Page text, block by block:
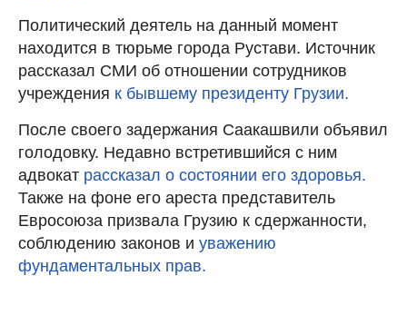
Политический деятель на данный момент
находится в тюрьме города Рустави. Источник
рассказал СМИ об отношении сотрудников
учреждения к бывшему президенту Грузии.
После своего задержания Саакашвили объявил
голодовку. Недавно встретившийся с ним
адвокат рассказал о состоянии его здоровья.
Также на фоне его ареста представитель
Евросоюза призвала Грузию к сдержанности,
соблюдению законов и уважению
фундаментальных прав.